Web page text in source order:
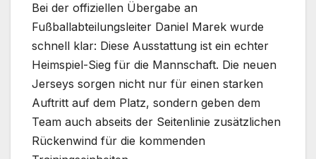
Bei der offiziellen Übergabe an
Fußballabteilungsleiter Daniel Marek wurde
schnell klar: Diese Ausstattung ist ein echter
Heimspiel-Sieg für die Mannschaft. Die neuen
Jerseys sorgen nicht nur für einen starken
Auftritt auf dem Platz, sondern geben dem
Team auch abseits der Seitenlinie zusätzlichen
Rückenwind für die kommenden